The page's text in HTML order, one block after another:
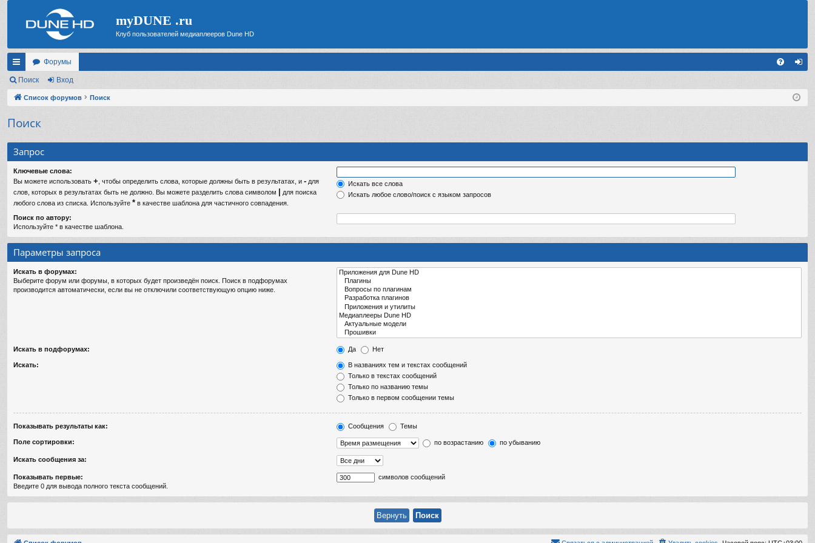
myDUNE .ru
Клуб пользователей медиаплееров Dune HD
с
ы
Форумы
д
Поиск Вход
Список форумов Поиск
Поиск
Запрос
Ключевые слова:
Вы можете использовать + , чтобы определить слова, которые должны быть в результатах, и - для
слов, которых в результатах быть не должно. Вы можете разделить слова символом
для поиска
любого слова из списка. Используйте * в качестве шаблона для частичного совпадения.
Искать все слова
Искать любое слово/поиск с языком запросов
Поиск по автору:
Используйте * в качестве шаблона.
Параметры запроса
Искать в форумах:
Выберите форум или форумы, в которых будет произведён поиск. Поиск в подфорумах
производится автоматически, если вы не отключили соответствующую опцию ниже.
Искать в подфорумах: Да Нет
Искать:
В названиях тем и текстах сообщений
Только в текстах сообщений
Только по названию темы
Только в первом сообщении темы
Показывать результаты как: Сообщения Темы
Поле сортировки: по возрастанию по убыванию
Искать сообщения за:
Показывать первые:
Введите 0 для вывода полного текста сообщений.
символов сообщений